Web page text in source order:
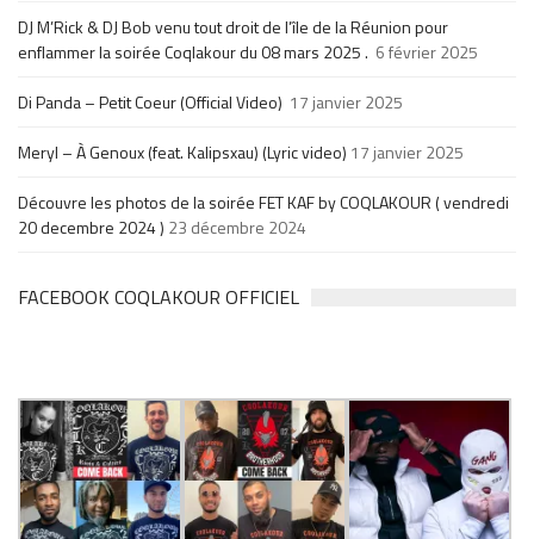
DJ M’Rick & DJ Bob venu tout droit de l’île de la Réunion pour
enflammer la soirée Coqlakour du 08 mars 2025 . 6 février 2025
Di Panda – Petit Coeur (Official Video) 17 janvier 2025
Meryl – À Genoux (feat. Kalipsxau) (Lyric video) 17 janvier 2025
Découvre les photos de la soirée FET KAF by COQLAKOUR ( vendredi
20 decembre 2024 ) 23 décembre 2024
FACEBOOK COQLAKOUR OFFICIEL